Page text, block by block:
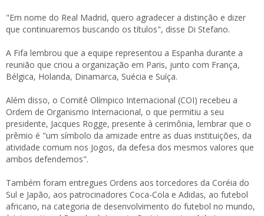
"Em nome do Real Madrid, quero agradecer a distinção e dizer
que continuaremos buscando os títulos", disse Di Stefano.
A Fifa lembrou que a equipe representou a Espanha durante a
reunião que criou a organização em Paris, junto com França,
Bélgica, Holanda, Dinamarca, Suécia e Suíça.
Além disso, o Comitê Olímpico Internacional (COI) recebeu a
Ordem de Organismo Internacional, o que permitiu a seu
presidente, Jacques Rogge, presente à cerimônia, lembrar que o
prêmio é "um símbolo da amizade entre as duas instituições, da
atividade comum nos Jogos, da defesa dos mesmos valores que
ambos defendemos".
Também foram entregues Ordens aos torcedores da Coréia do
Sul e Japão, aos patrocinadores Coca-Cola e Adidas, ao futebol
africano, na categoria de desenvolvimento do futebol no mundo,